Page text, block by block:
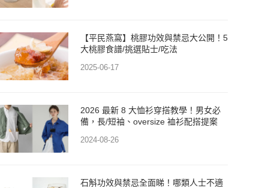
【平民燕窩】桃膠功效與禁忌大公開！5
大桃膠食譜/挑選貼士/吃法
2025-06-17
2026 最新 8 大恤衫穿搭教學！男女必
備，長/短袖、oversize 裇衫配搭提案
2024-08-26
石斛功效與禁忌全面睇！哪類人士不適